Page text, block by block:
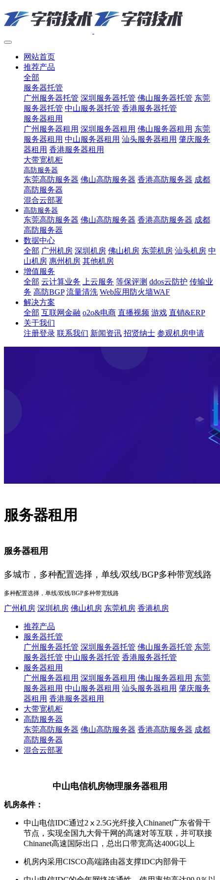
网站首页
推荐产品
全部
服务器托管
广州服务器托管 深圳服务器托管 佛山服务器托管 东莞
服务器托管 中山服务器托管 香港服务器托管
服务器租用
广州服务器租用 深圳服务器租用 佛山服务器租用 东莞
服务器租用 中山服务器租用 汕头服务器租用 肇庆服务
器租用 香港服务器租用
大带宽机柜
高防服务器
东莞高防服务器 佛山高防服务器 香港高防服务器 成都
高防服务器
混合云部署
高防服务器
东莞高防服务器 佛山高防服务器 香港高防服务器 成都
高防服务器
数据中心
全部 广州机房 深圳机房 佛山机房 东莞机房 汕头机房 中
山机房 惠州机房 其他机房
增值服务
全部 云计算业务 上云服务 等保评测 ddos云防护 传输业
务 高防BGP 流量清洗 Web应用防火墙WAF
解决方案
全部 互联网金融 o2o&电商 直播视频 游戏 直销&ERP
关于我们
注册登录 联系我们 新闻资讯 招贤纳士 参观机房申请
服务器租用
服务器租用
多城市，多种配置选择，单线/双线/BGP多种带宽线路
多种配置选择，单线/双线/BGP多种带宽线路
广州机房 深圳机房 佛山机房 东莞机房 香港机房
推荐产品
服务器托管
广州服务器托管 深圳服务器托管 佛山服务器托管 东莞
服务器托管 中山服务器托管 香港服务器托管
服务器租用
广州服务器租用 深圳服务器租用 佛山服务器租用 东莞
服务器租用 中山服务器租用 汕头服务器租用 肇庆服务
器租用 香港服务器租用
大带宽机柜
高防服务器
东莞高防服务器 佛山高防服务器 香港高防服务器 成都
高防服务器
混合云部署
中山电信机房物理服务器租用
机房条件：
中山电信IDC通过2ⅹ2.5G光纤接入Chinanet广东省骨干
节点，实现全国九大骨干网的高速对等互联，并可联接
Chinanet高速国际出口，总出口带宽高达400G以上
机房内采用CISCO高端路由器支撑IDC内部骨干